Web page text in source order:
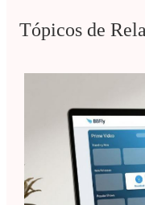
Tópicos de